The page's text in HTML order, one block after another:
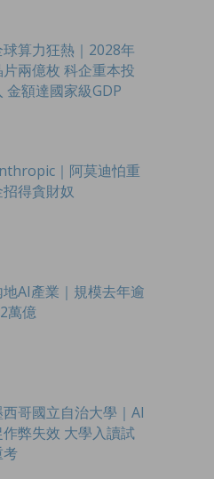
球算力狂熱｜2028年
片兩億枚 科企重本投
金額達國家級GDP
｜阿莫迪怕重
招得貪財奴
地AI產業｜規模去年逾
萬億
西哥國立自治大學｜AI
作弊失效 大學入讀試
考